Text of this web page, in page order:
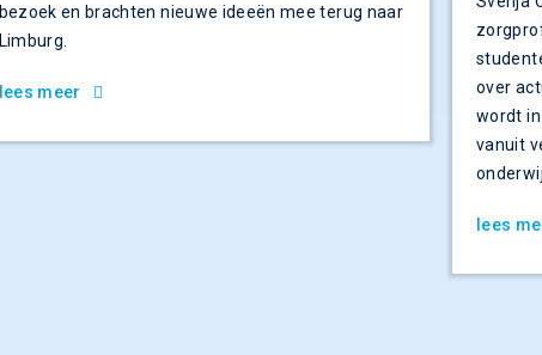
bezoek en brachten nieuwe ideeën mee terug naar
Limburg.
lees meer
over
wordt
vanuit
lees